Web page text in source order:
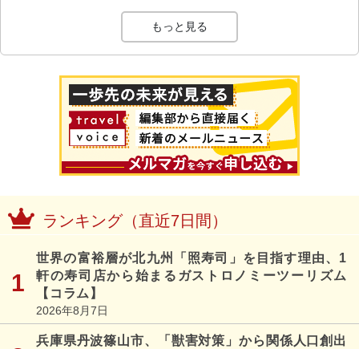
もっと見る
ランキング（直近7日間）
世界の富裕層が北九州「照寿司」を目指す理由、1
軒の寿司店から始まるガストロノミーツーリズム
【コラム】
2026年8月7日
兵庫県丹波篠山市、「獣害対策」から関係人口創出